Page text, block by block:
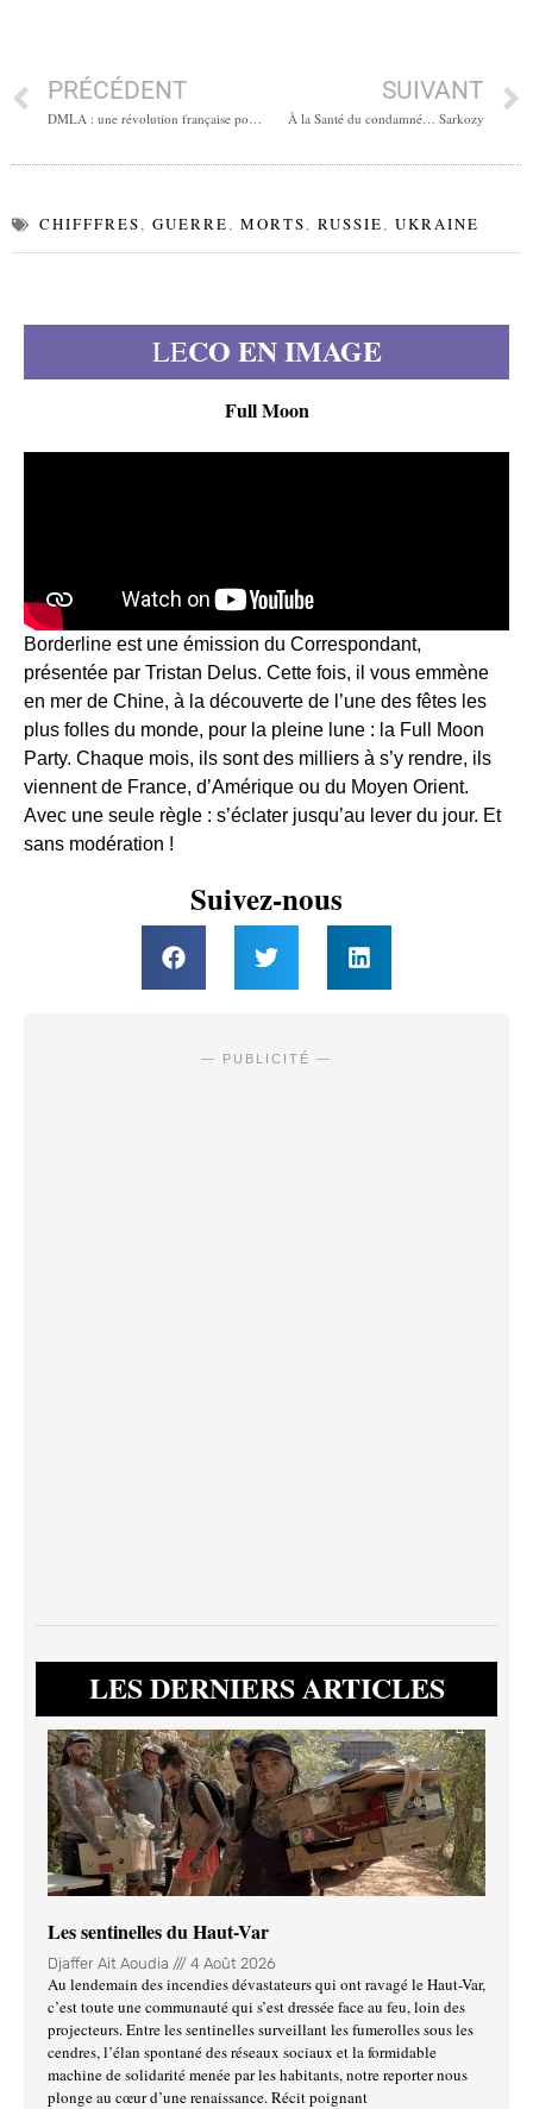
PRÉCÉDENT
DMLA : une révolution française pour rendre la vue
SUIVANT
À la Santé du condamné… Sarkozy
CHIFFFRES, GUERRE, MORTS, RUSSIE, UKRAINE
LECO EN IMAGE
Full Moon
Borderline est une émission du Correspondant,
présentée par Tristan Delus. Cette fois, il vous emmène
en mer de Chine, à la découverte de l’une des fêtes les
plus folles du monde, pour la pleine lune : la Full Moon
Party. Chaque mois, ils sont des milliers à s’y rendre, ils
viennent de France, d’Amérique ou du Moyen Orient.
Avec une seule règle : s’éclater jusqu’au lever du jour. Et
sans modération !
Suivez-nous
— PUBLICITÉ —
LES DERNIERS ARTICLES
Les sentinelles du Haut-Var
Djaffer Ait Aoudia 4 Août 2026
Au lendemain des incendies dévastateurs qui ont ravagé le Haut-Var,
c’est toute une communauté qui s’est dressée face au feu, loin des
projecteurs. Entre les sentinelles surveillant les fumerolles sous les
cendres, l’élan spontané des réseaux sociaux et la formidable
machine de solidarité menée par les habitants, notre reporter nous
plonge au cœur d’une renaissance. Récit poignant